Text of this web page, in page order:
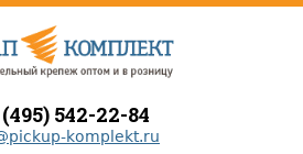
542-22-84
komplekt.ru